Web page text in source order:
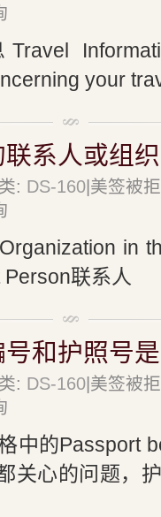
your
系人或组织
: DS-160 |美签被
in
联系人
和护照号
: DS-160 |美签被
中的Passport
关心的问题，